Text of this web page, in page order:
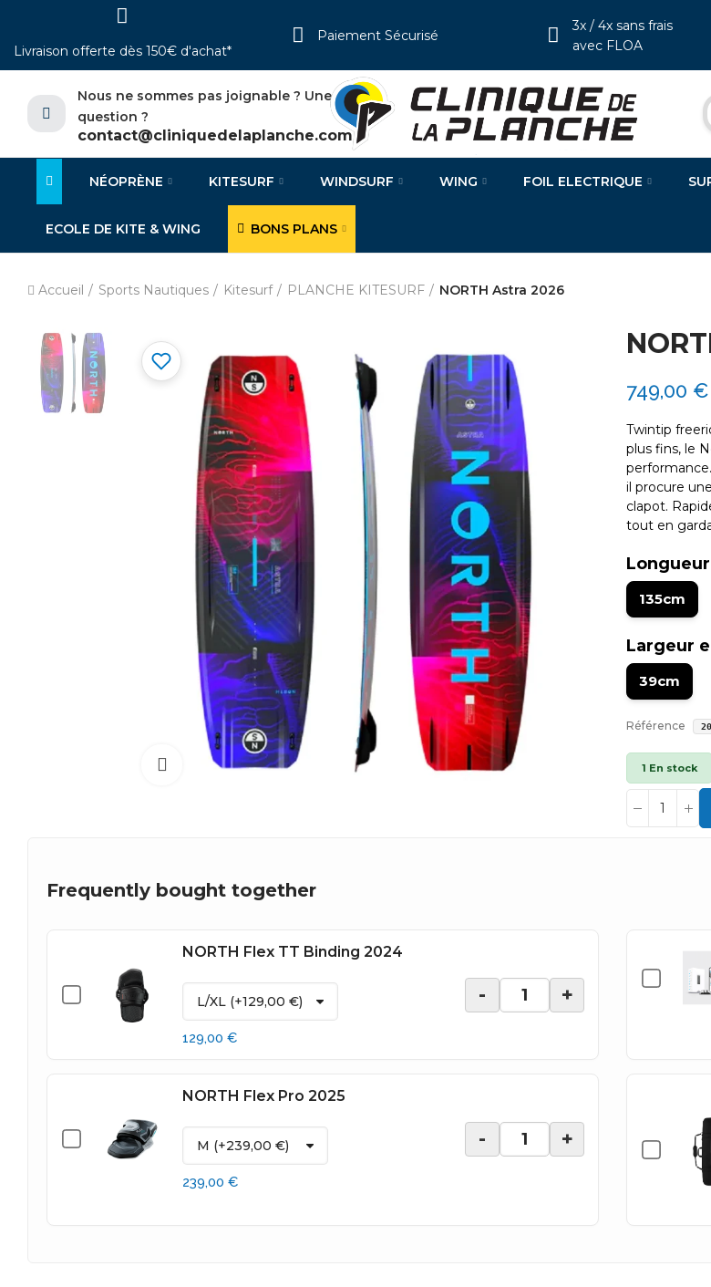
Livraison offerte dès 150€ d'achat*
Paiement Sécurisé
3x / 4x sans frais
avec FLOA
Nous ne sommes pas joignable ? Une
question ?
contact@cliniquedelaplanche.com
NÉOPRÈNE KITESURF WINDSURF WING FOIL ELECTRIQUE
ECOLE DE KITE & WING BONS PLANS
Accueil Sports Nautiques Kitesurf PLANCHE KITESURF NORTH Astra 2026
Cliquez pour agrandir
749,00 €
Twintip
plus fins, le
il procure
clapot.
tout en
135cm
Largeur
39cm
Référence
1 En stock
Frequently bought together
NORTH Flex TT Binding 2024
129,00 €
- +
NORTH Flex Pro 2025
239,00 €
- +